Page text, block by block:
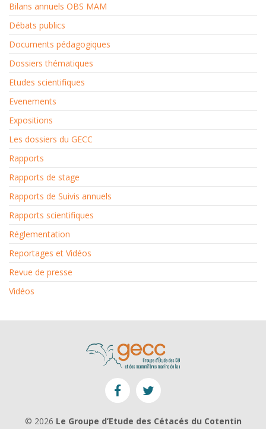
Bilans annuels OBS MAM
Débats publics
Documents pédagogiques
Dossiers thématiques
Etudes scientifiques
Evenements
Expositions
Les dossiers du GECC
Rapports
Rapports de stage
Rapports de Suivis annuels
Rapports scientifiques
Réglementation
Reportages et Vidéos
Revue de presse
Vidéos
© 2026 Le Groupe d’Etude des Cétacés du Cotentin